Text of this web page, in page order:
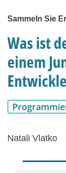
Sammeln Sie
Was ist
einem
Natali Vlatko